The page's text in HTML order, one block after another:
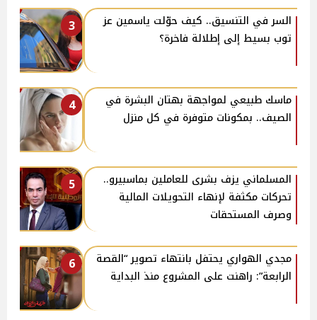
3
السر في التنسيق.. كيف حوّلت ياسمين عز
توب بسيط إلى إطلالة فاخرة؟
4
ماسك طبيعي لمواجهة بهتان البشرة في
الصيف.. بمكونات متوفرة في كل منزل
5
المسلماني يزف بشرى للعاملين بماسبيرو..
تحركات مكثفة لإنهاء التحويلات المالية
وصرف المستحقات
6
مجدي الهواري يحتفل بانتهاء تصوير “القصة
الرابعة”: راهنت على المشروع منذ البداية